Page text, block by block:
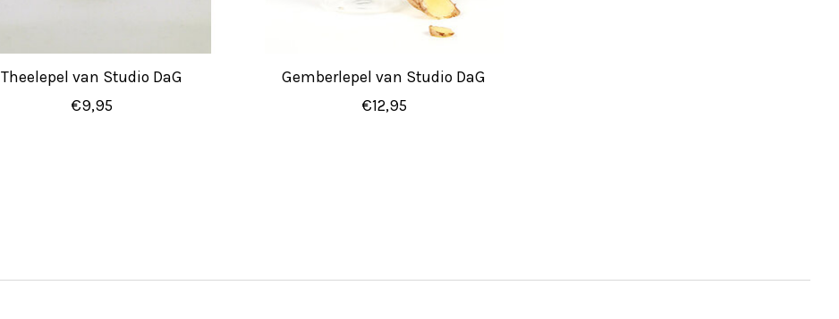
Theelepel van Studio DaG
€9,95
Gemberlepel van Studio DaG
€12,95